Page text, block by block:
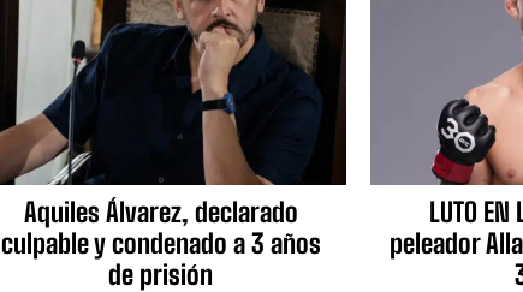
Aquiles Álvarez, declarado
culpable y condenado a 3 años
de prisión
LUTO
peleador